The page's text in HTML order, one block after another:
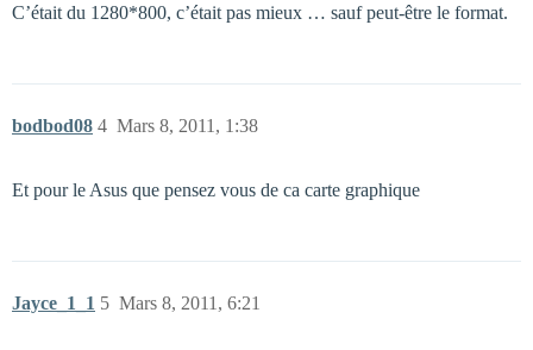
C’était du 1280*800, c’était pas mieux … sauf peut-être le format.
bodbod08 Mars 8, 2011, 1:38
4
Et pour le Asus que pensez vous de ca carte graphique
Jayce_1_1 Mars 8, 2011, 6:21
5